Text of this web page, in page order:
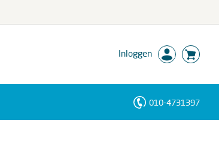
Inloggen
010-4731397